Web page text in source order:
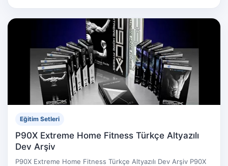
Eğitim Setleri
P90X Extreme Home Fitness Türkçe Altyazılı
Dev Arşiv
P90X Extreme Home Fitness Türkçe Altyazılı Dev Arşiv P90X